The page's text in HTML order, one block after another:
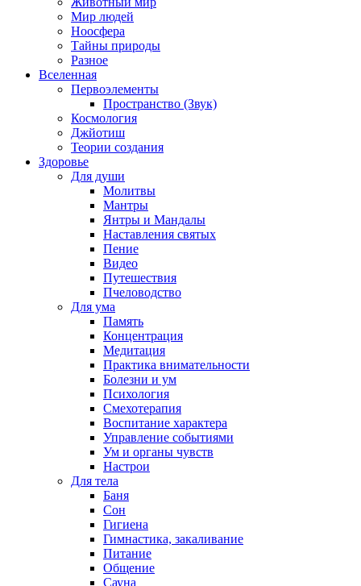
Мир людей
Ноосфера
Тайны природы
Разное
Вселенная
Первоэлементы
Пространство (Звук)
Космология
Джйотиш
Теории создания
Здоровье
Для души
Молитвы
Мантры
Янтры и Мандалы
Наставления святых
Пение
Видео
Путешествия
Пчеловодство
Для ума
Память
Концентрация
Медитация
Практика внимательности
Болезни и ум
Психология
Смехотерапия
Воспитание характера
Управление событиями
Ум и органы чувств
Настрои
Для тела
Баня
Сон
Гигиена
Гимнастика, закаливание
Питание
Общение
Сауна